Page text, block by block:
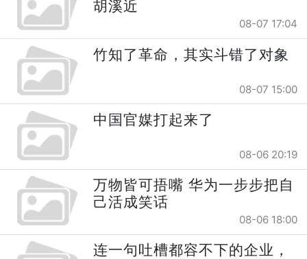
胡溪近
08-07 17:04
竹知了革命，其实斗错了对象
08-07 15:00
中国官媒打起来了
08-06 20:19
万物皆可捂嘴 华为一步步把自
己活成笑话
08-06 18:00
连一句吐槽都容不下的企业，